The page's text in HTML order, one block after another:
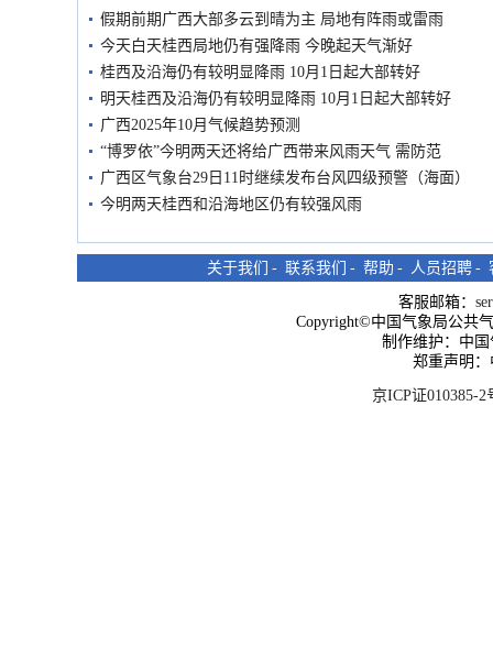
假期前期广西大部多云到晴为主 局地有阵雨或雷雨
今天白天桂西局地仍有强降雨 今晚起天气渐好
桂西及沿海仍有较明显降雨 10月1日起大部转好
明天桂西及沿海仍有较明显降雨 10月1日起大部转好
广西2025年10月气候趋势预测
“博罗依”今明两天还将给广西带来风雨天气 需防范
广西区气象台29日11时继续发布台风四级预警（海面）
今明两天桂西和沿海地区仍有较强风雨
关于我们 - 联系我们 - 帮助 - 人员招聘 -
客服邮箱：
Copyright©中国气象局公共
制作维护：中
郑重声明
京ICP证010385-2